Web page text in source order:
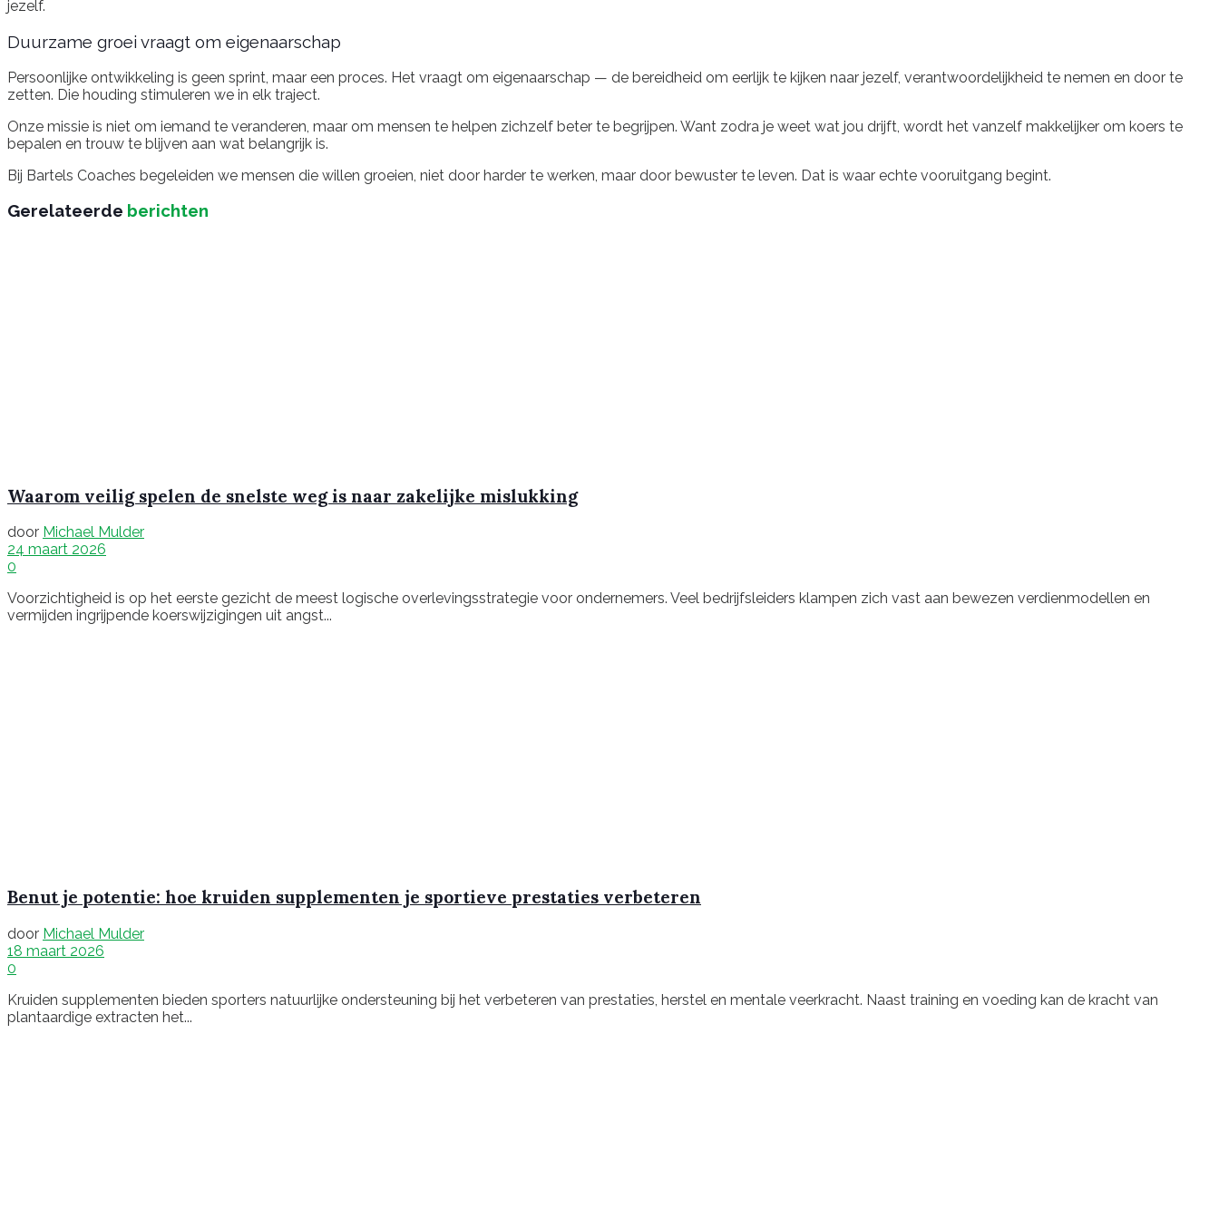
jezelf.
Duurzame groei vraagt om eigenaarschap
Persoonlijke ontwikkeling is geen sprint, maar een proces. Het vraagt om eigenaarschap — de bereidheid om eerlijk te kijken naar jezelf, verantwoordelijkheid te nemen en door te
zetten. Die houding stimuleren we in elk traject.
Onze missie is niet om iemand te veranderen, maar om mensen te helpen zichzelf beter te begrijpen. Want zodra je weet wat jou drijft, wordt het vanzelf makkelijker om koers te
bepalen en trouw te blijven aan wat belangrijk is.
Bij Bartels Coaches begeleiden we mensen die willen groeien, niet door harder te werken, maar door bewuster te leven. Dat is waar echte vooruitgang begint.
Gerelateerde berichten
Waarom veilig spelen de snelste weg is naar zakelijke mislukking
door Michael Mulder
24 maart 2026
0
Voorzichtigheid is op het eerste gezicht de meest logische overlevingsstrategie voor ondernemers. Veel bedrijfsleiders klampen zich vast aan bewezen verdienmodellen en
vermijden ingrijpende koerswijzigingen uit angst...
Benut je potentie: hoe kruiden supplementen je sportieve prestaties verbeteren
door Michael Mulder
18 maart 2026
0
Kruiden supplementen bieden sporters natuurlijke ondersteuning bij het verbeteren van prestaties, herstel en mentale veerkracht. Naast training en voeding kan de kracht van
plantaardige extracten het...